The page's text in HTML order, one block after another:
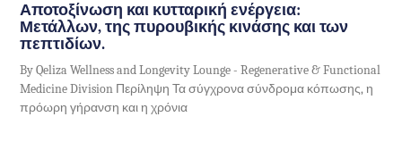
Αποτοξίνωση και κυτταρική ενέργεια:
Μετάλλων, της πυρουβικής κινάσης και των
πεπτιδίων.
By Qeliza Wellness and Longevity Lounge - Regenerative & Functional
Medicine Division Περίληψη Τα σύγχρονα σύνδρομα κόπωσης, η
πρόωρη γήρανση και η χρόνια